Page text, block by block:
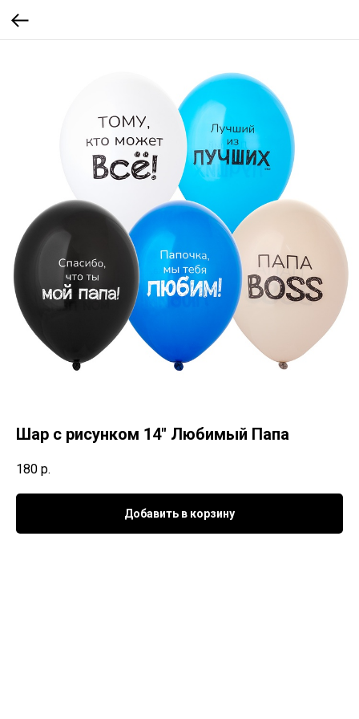
Шар с рисунком 14" Любимый Папа
180 р.
Добавить в корзину